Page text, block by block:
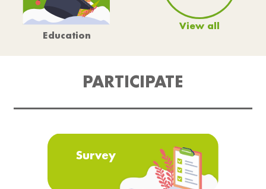
Education
View all
PARTICIPATE
Survey